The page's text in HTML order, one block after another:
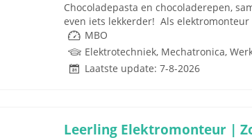
Chocoladepasta en chocoladerepen,
even iets lekkerder! Als
MBO
Laatste update: 7-8-2026
Leerling Elektromonteur |